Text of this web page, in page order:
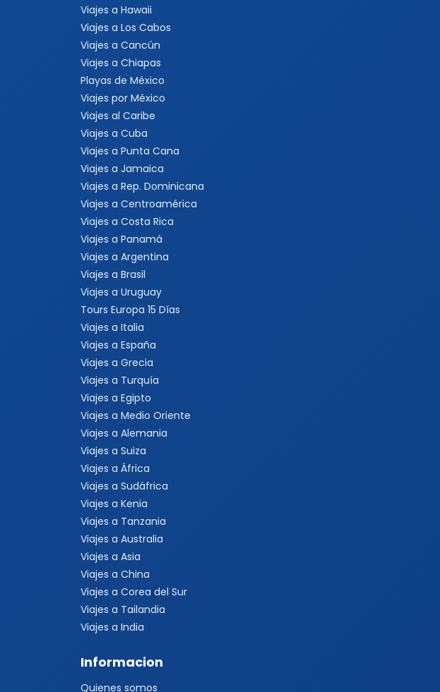
Viajes a Hawaii
Viajes a Los Cabos
Viajes a Cancún
Viajes a Chiapas
Playas de México
Viajes por México
Viajes al Caribe
Viajes a Cuba
Viajes a Punta Cana
Viajes a Jamaica
Viajes a Rep. Dominicana
Viajes a Centroamérica
Viajes a Costa Rica
Viajes a Panamá
Viajes a Argentina
Viajes a Brasil
Viajes a Uruguay
Tours Europa 15 Días
Viajes a Italia
Viajes a España
Viajes a Grecia
Viajes a Turquía
Viajes a Egipto
Viajes a Medio Oriente
Viajes a Alemania
Viajes a Suiza
Viajes a África
Viajes a Sudáfrica
Viajes a Kenia
Viajes a Tanzania
Viajes a Australia
Viajes a Asia
Viajes a China
Viajes a Corea del Sur
Viajes a Tailandia
Viajes a India
Informacion
Quienes somos